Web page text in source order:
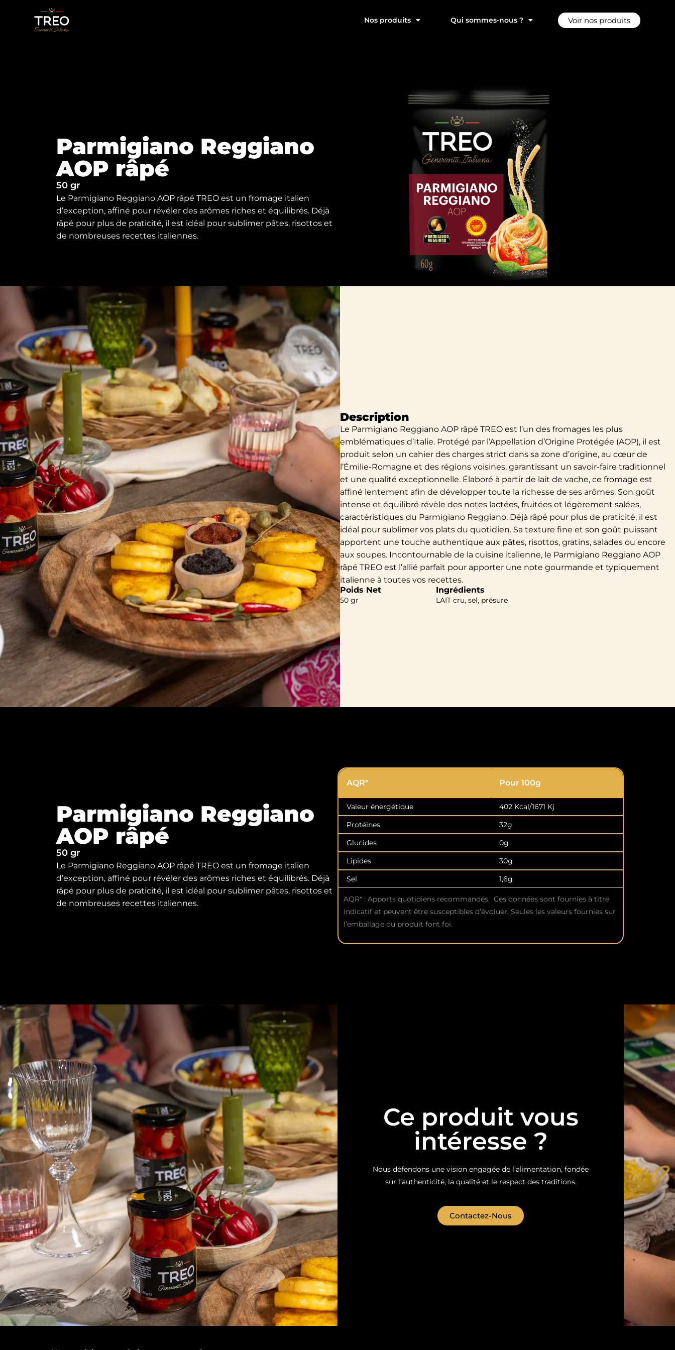
Nos produits Qui sommes-nous ? Voir nos produits
Parmigiano Reggiano
AOP râpé
50 gr
Le Parmigiano Reggiano AOP râpé TREO est un fromage italien
d’exception, affiné pour révéler des arômes riches et équilibrés. Déjà
râpé pour plus de praticité, il est idéal pour sublimer pâtes, risottos et
de nombreuses recettes italiennes.
Description
Le Parmigiano Reggiano AOP râpé TREO est l’un des fromages les plus
emblématiques d’Italie. Protégé par l’Appellation d’Origine Protégée (AOP), il est
produit selon un cahier des charges strict dans sa zone d’origine, au cœur de
l’Émilie-Romagne et des régions voisines, garantissant un savoir-faire traditionnel
et une qualité exceptionnelle. Élaboré à partir de lait de vache, ce fromage est
affiné lentement afin de développer toute la richesse de ses arômes. Son goût
intense et équilibré révèle des notes lactées, fruitées et légèrement salées,
caractéristiques du Parmigiano Reggiano. Déjà râpé pour plus de praticité, il est
idéal pour sublimer vos plats du quotidien. Sa texture fine et son goût puissant
apportent une touche authentique aux pâtes, risottos, gratins, salades ou encore
aux soupes. Incontournable de la cuisine italienne, le Parmigiano Reggiano AOP
râpé TREO est l’allié parfait pour apporter une note gourmande et typiquement
italienne à toutes vos recettes.
Poids Net
50 gr
Ingrédients
LAIT cru, sel, présure
Parmigiano Reggiano
AOP râpé
50 gr
Le Parmigiano Reggiano AOP râpé TREO est un fromage italien
d’exception, affiné pour révéler des arômes riches et équilibrés. Déjà
râpé pour plus de praticité, il est idéal pour sublimer pâtes, risottos et
de nombreuses recettes italiennes.
AQR* Pour 100g
Valeur énergétique
402 Kcal/1671 Kj
Protéines
32g
Glucides
0g
Lipides
30g
Sel
1,6g
AQR* : Apports quotidiens recommandés. Ces données sont fournies à titre
indicatif et peuvent être susceptibles d’évoluer. Seules les valeurs fournies sur
l’emballage du produit font foi.
Ce produit vous
intéresse ?
Nous défendons une vision engagée de l’alimentation, fondée
sur l’authenticité, la qualité et le respect des traditions.
Contactez-Nous